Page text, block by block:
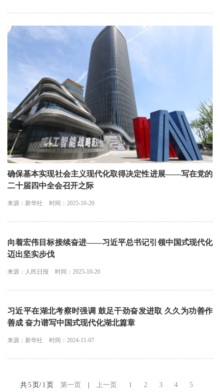
确保基本实现社会主义现代化取得决定性进展——写在党的
二十届四中全会召开之际
来源：新华社 时间：2025-10-20
向着宏伟目标接续奋进——习近平总书记引领中国式现代化
迈出坚实步伐
来源：人民日报 时间：2025-10-20
习近平在湖北考察时强调 鼓足干劲奋发进取 久久为功善作
善成 奋力谱写中国式现代化湖北篇章
来源：新华社 时间：2024-11-07
共5页/ 1 页 第一页 上一页 1 2 3 4 5